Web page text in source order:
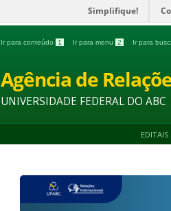
Simplifique!
Ir para conteúdo 1 Ir para menu 2 Ir para
Agência de
UNIVERSIDADE FEDERAL DO ABC
EDITAIS